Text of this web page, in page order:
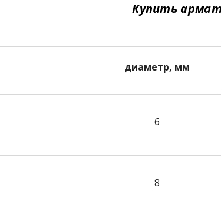
Купить
диаметр, мм
6
8